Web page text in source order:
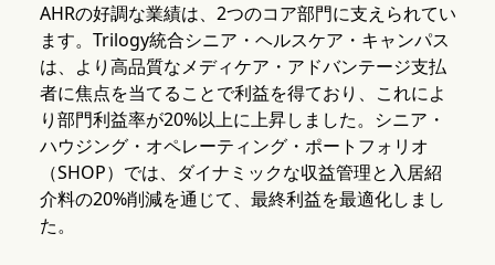
AHRの好調な業績は、2つのコア部門に支えられてい
ます。Trilogy統合シニア・ヘルスケア・キャンパス
は、より高品質なメディケア・アドバンテージ支払
者に焦点を当てることで利益を得ており、これによ
り部門利益率が20%以上に上昇しました。シニア・
ハウジング・オペレーティング・ポートフォリオ
（SHOP）では、ダイナミックな収益管理と入居紹
介料の20%削減を通じて、最終利益を最適化しまし
た。